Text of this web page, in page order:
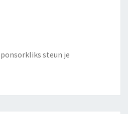
steun je